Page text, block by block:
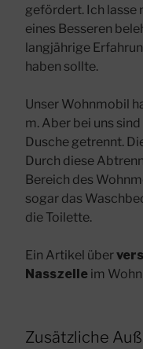
gefördert. Ich lasse
eines Besseren
langjährige
haben sollte.
Unser Wohnmobil
m. Aber bei uns
Dusche getrennt.
Durch diese
Bereich des
sogar das
die Toilette.
Ein Artikel über
Nasszelle im
Zusätzliche